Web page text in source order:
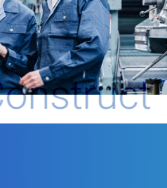
The